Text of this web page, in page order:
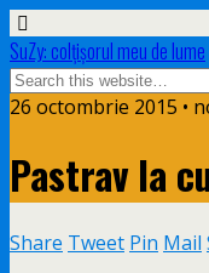
SuZy: colţişorul meu de lume
26 octombrie 2015 •
Pastrav la
Share Tweet Pin Mail